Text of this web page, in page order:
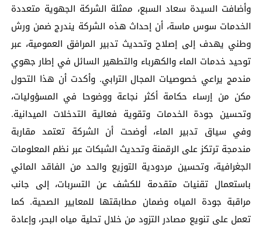
وأضافت السيدة سعاد السبع، ممثلة الشركة الجهوية متعددة
الخدمات سوس ماسة، أن إحداث هذه الشركة يندرج ضمن ورش
وطني يهدف إلى إصلاح وتحديث تدبير المرافق العمومية، عبر
توحيد خدمات الماء والكهرباء والتطهير السائل في إطار جهوي
مندمج يراعي خصوصيات المجال الترابي. وأكدت أن هذا التحول
مكن من إرساء حكامة أكثر نجاعة ووضوحا في المسؤوليات،
وتحسين جودة الخدمات وتقوية فعالية التدخلات الميدانية.
وفي سياق تدبير الماء، أوضحت أن الشركة تعتمد مقاربة
مندمجة ترتكز على الرقمنة وتحديث الشبكات عبر نظم المعلومات
الجغرافية، وتحسين مردودية التوزيع والحد من الفاقد المائي
باستعمال تقنيات متقدمة للكشف عن التسربات، إلى جانب
مراقبة جودة المياه وضمان مطابقتها للمعايير الصحية. كما
تعمل على تنويع مصادر التزود من خلال تحلية مياه البحر، وإعادة